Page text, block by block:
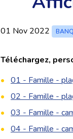
01 Nov 2022
Téléchargez,
01 - Famille -
02 - Famille -
03 - Famille -
04 - Famille -